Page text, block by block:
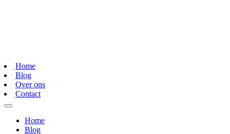
Home
Blog
Over ons
Contact
Home
Blog